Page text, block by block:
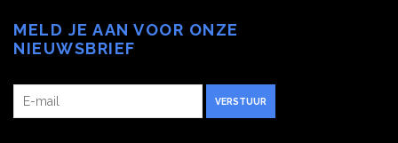
MELD JE AAN VOOR ONZE
NIEUWSBRIEF
VERSTUUR